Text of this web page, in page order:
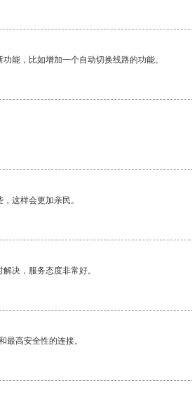
能，比如增加一个自动切换线路的功能。
这样会更加亲民。
决，服务态度非常好。
最高安全性的连接。